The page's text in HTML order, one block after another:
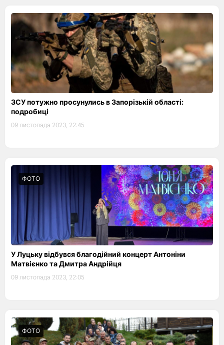
ЗСУ потужно просунулись в Запорізькій області:
подробиці
09 листопада 2023, 22:45
ФОТО
У Луцьку відбувся благодійний концерт Антоніни
Матвієнко та Дмитра Андрійця
09 листопада 2023, 22:05
ФОТО